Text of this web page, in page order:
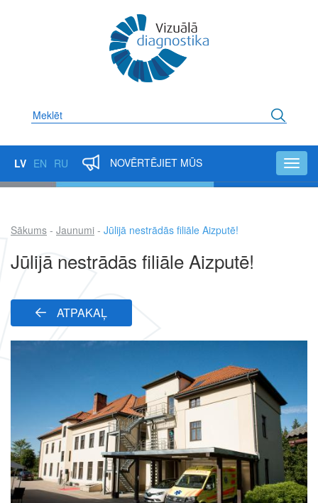
Meklēt
LV EN RU NOVĒRTĒJIET MŪS
Atpakaļceļš
Sākums Jaunumi Jūlijā nestrādās filiāle Aizputē!
Jūlijā nestrādās filiāle Aizputē!
ATPAKAĻ